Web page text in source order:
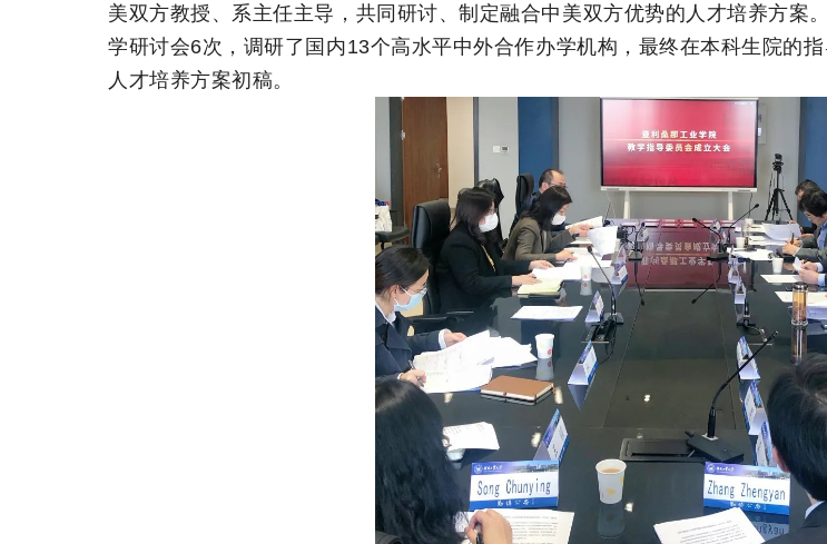
美双方教授、系主任主导，共同研讨、制定融合中美双方优势的人才培养方案
学研讨会6次，调研了国内13个高水平中外合作办学机构，最终在本科生院的
人才培养方案初稿。